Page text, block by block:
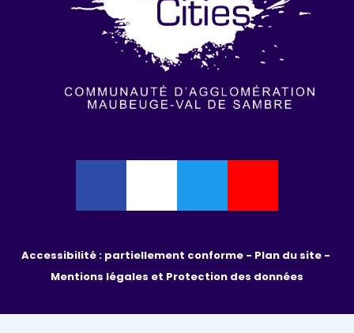
Accessibilité : partiellement conforme -
Mentions légales et Protection des données